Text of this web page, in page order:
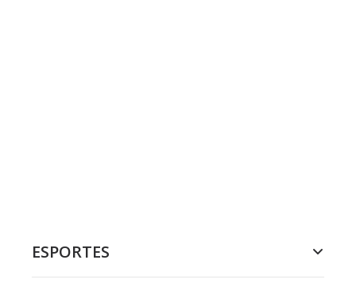
ESPORTES